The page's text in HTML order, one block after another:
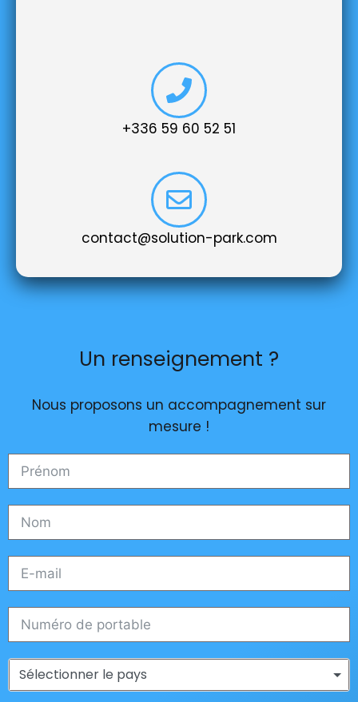
Un renseignement ?
Nous proposons un accompagnement sur
mesure !
Sélectionner le pays
‭+336 59 60 52 51‬
contact@solution-park.com